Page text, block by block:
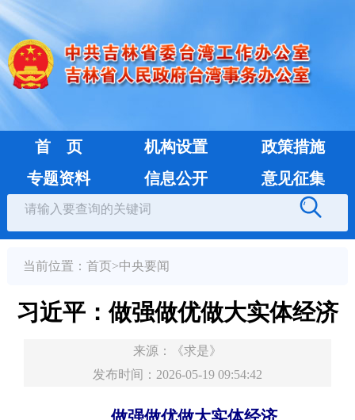
首 页 机构设置
政策措施
专题资料
信息公开 意见征集
当前位置： 首页>中央要闻
习近平：做强做优做大实体经济
来源：
《求是》
发布时间：2026-05-19 09:54:42